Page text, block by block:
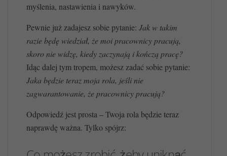
myślenia, nastawienia i nawyków.
Pewnie już zadajesz sobie pytanie: Jak w takim
razie będę wiedział, że moi pracownicy pracują,
skoro nie widzę, kiedy zaczynają i kończą pracę?
Idąc dalej tym tropem, możesz zadać sobie pytanie:
Jaka będzie teraz moja rola, jeśli nie
zagwarantowanie, że pracownicy pracują?
Odpowiedź jest prosta – Twoja rola będzie teraz
naprawdę ważna. Tylko spójrz: